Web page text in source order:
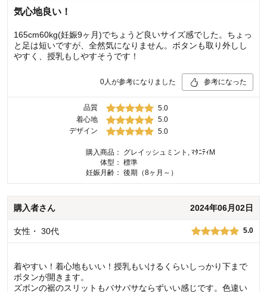
気心地良い！
165cm60kg(妊娠9ヶ月)でちょうど良いサイズ感でした。ちょっ
と足は短いですが、全然気になりません。ボタンも取り外しし
やすく、授乳もしやすそうです！
0人が参考になりました 参考になった
品質
5.0
着心地
5.0
デザイン
5.0
購入商品：
グレイッシュミント, ﾏﾀﾆﾃｨM
体型： 標準
妊娠月齢： 後期（8ヶ月～）
購入者さん 2024年06月02日
女性 ・ 30代 5.0
着やすい！着心地もいい！授乳もいけるくらいしっかり下まで
ボタンが開きます。
ズボンの裾のスリットもバサバサならずいい感じです。色違い